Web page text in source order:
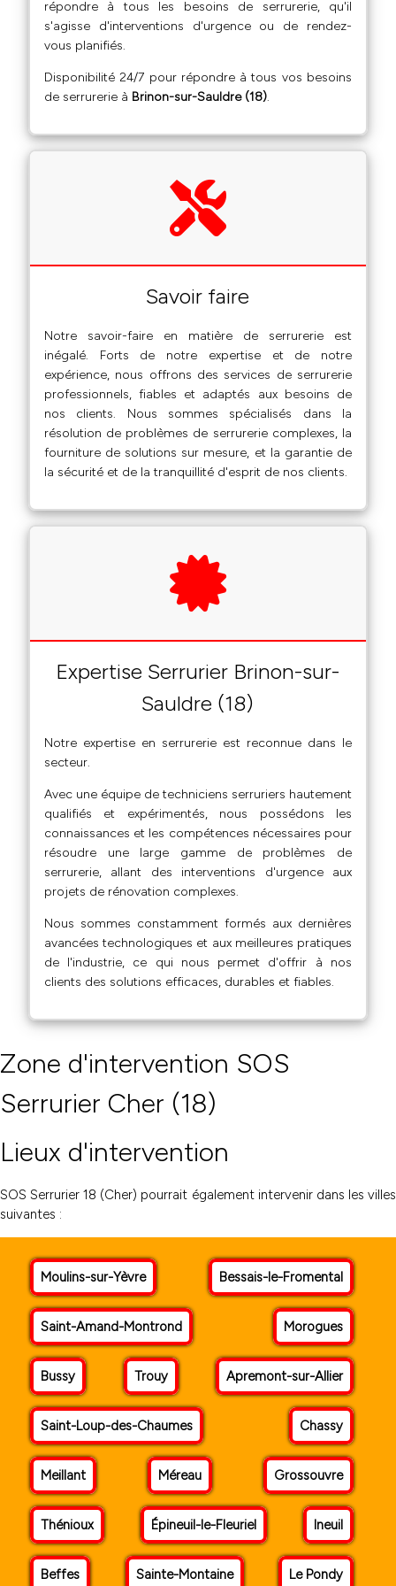
répondre à tous les besoins de serrurerie, qu'il
s'agisse d'interventions d'urgence ou de rendez-
vous planifiés.
Disponibilité 24/7 pour répondre à tous vos besoins
de serrurerie à Brinon-sur-Sauldre (18).
Savoir faire
Notre savoir-faire en matière de serrurerie est
inégalé. Forts de notre expertise et de notre
expérience, nous offrons des services de serrurerie
professionnels, fiables et adaptés aux besoins de
nos clients. Nous sommes spécialisés dans la
résolution de problèmes de serrurerie complexes, la
fourniture de solutions sur mesure, et la garantie de
la sécurité et de la tranquillité d'esprit de nos clients.
Expertise Serrurier Brinon-sur-
Sauldre (18)
Notre expertise en serrurerie est reconnue dans le
secteur.
Avec une équipe de techniciens serruriers hautement
qualifiés et expérimentés, nous possédons les
connaissances et les compétences nécessaires pour
résoudre une large gamme de problèmes de
serrurerie, allant des interventions d'urgence aux
projets de rénovation complexes.
Nous sommes constamment formés aux dernières
avancées technologiques et aux meilleures pratiques
de l'industrie, ce qui nous permet d'offrir à nos
clients des solutions efficaces, durables et fiables.
Zone d'intervention SOS
Serrurier Cher (18)
Lieux d'intervention
SOS Serrurier 18 (Cher) pourrait également intervenir dans les villes
suivantes :
Moulins-sur-Yèvre Bessais-le-Fromental
Saint-Amand-Montrond Morogues
Bussy Trouy Apremont-sur-Allier
Saint-Loup-des-Chaumes Chassy
Meillant Méreau Grossouvre
Thénioux Épineuil-le-Fleuriel Ineuil
Beffes Sainte-Montaine Le Pondy